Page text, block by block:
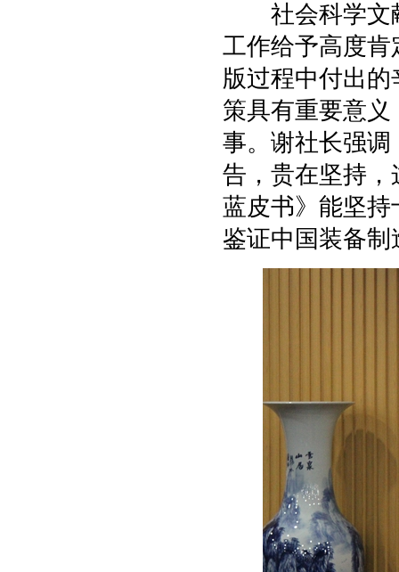
社会科学文献
工作给予高度
版过程中付出
策具有重要意
事。谢社长强
告，贵在坚持
蓝皮书》能坚
鉴证中国装备